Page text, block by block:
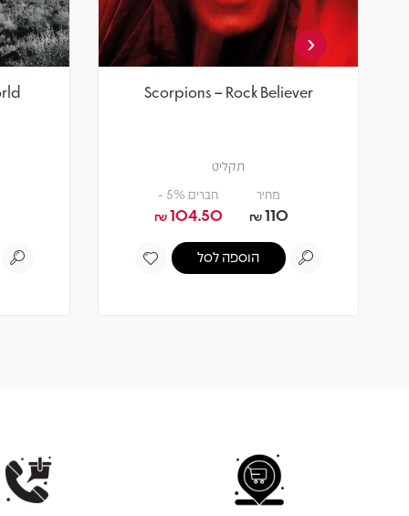
Scorpions – Rock Believer
תקליט
מחיר
110
₪
חברים 5% -
104.50
₪
הוספה לסל
‹